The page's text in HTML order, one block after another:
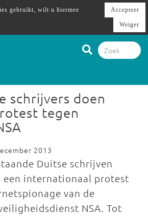
schrijvers doen
tegen
2013
Duitse schrijven
een internationaal protest
van de
NSA. Tot
gebruikt, wilt u hiermee
Accepteer
Weiger